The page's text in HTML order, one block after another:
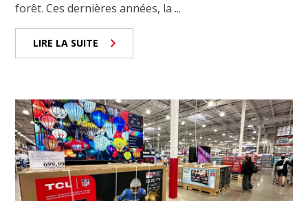
forêt. Ces dernières années, la ...
LIRE LA SUITE